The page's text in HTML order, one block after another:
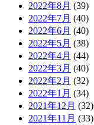
2022年8月 (39)
2022年7月 (40)
2022年6月 (40)
2022年5月 (38)
2022年4月 (44)
2022年3月 (40)
2022年2月 (32)
2022年1月 (34)
2021年12月 (32)
2021年11月 (33)